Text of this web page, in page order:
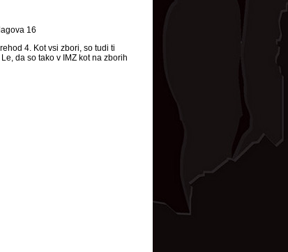
16
4. Kot vsi zbori, so tudi ti
da so tako v IMZ kot na zborih